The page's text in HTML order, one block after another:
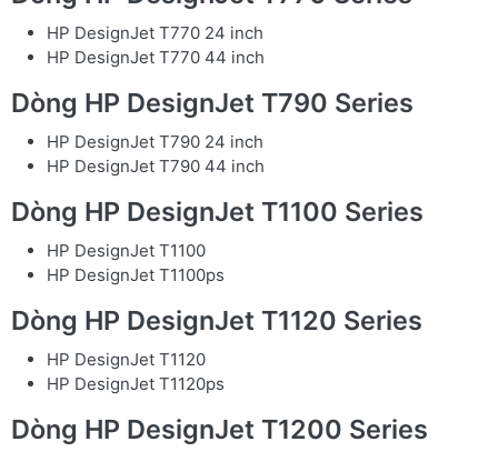
HP DesignJet T770 24 inch
HP DesignJet T770 44 inch
Dòng HP DesignJet T790 Series
HP DesignJet T790 24 inch
HP DesignJet T790 44 inch
Dòng HP DesignJet T1100 Series
HP DesignJet T1100
HP DesignJet T1100ps
Dòng HP DesignJet T1120 Series
HP DesignJet T1120
HP DesignJet T1120ps
Dòng HP DesignJet T1200 Series